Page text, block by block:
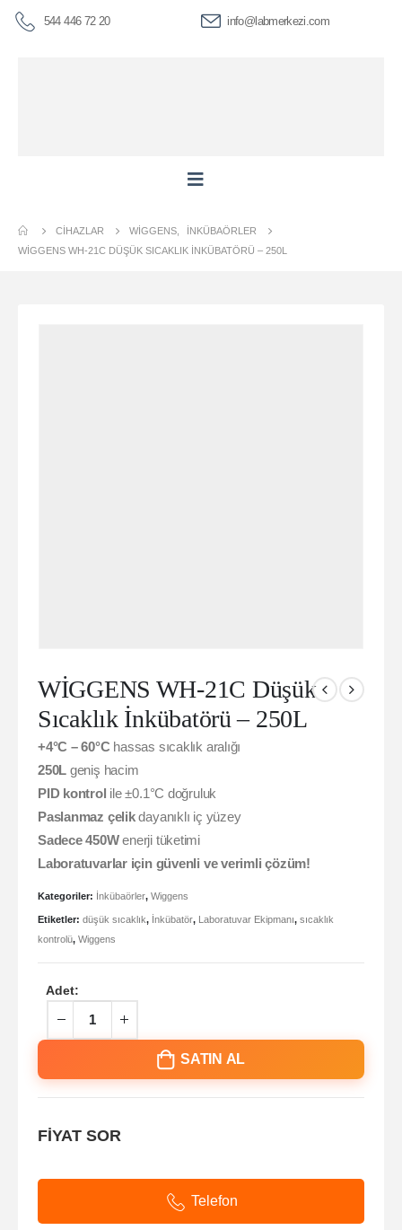
544 446 72 20 info@labmerkezi.com
CIHAZLAR WIGGENS
İNKÜBAÖRLER
WİGGENS WH-21C DÜŞÜK SICAKLIK İNKÜBATÖRÜ – 250L
WİGGENS WH-21C Düşük
Sıcaklık İnkübatörü – 250L
+4°C – 60°C hassas sıcaklık aralığı
250L geniş hacim
PID kontrol ile ±0.1°C doğruluk
Paslanmaz çelikdayanıklı iç yüzey
Sadece 450Wenerji tüketimi
Laboratuvarlar için güvenli ve verimli çözüm!
Kategoriler: İnkübaörler, Wiggens
Etiketler: düşük sıcaklık, İnkübatör, Laboratuvar Ekipmanı, sıcaklık
kontrolü, Wiggens
Adet:
SATIN AL
FİYAT SOR
Telefon